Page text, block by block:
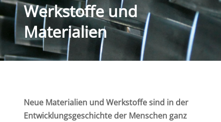
Werkstoffe und
Materialien
Neue Materialien und Werkstoffe sind in der
Entwicklungsgeschichte der Menschen ganz